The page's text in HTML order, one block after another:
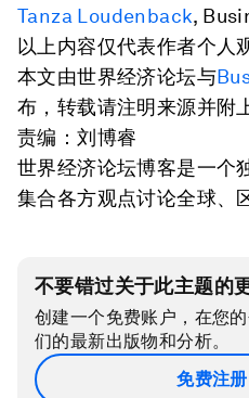
Tanza Loudenback,
以上内容仅代表作者个人
本文由世界经济论坛与
布，转载请注明来源并附
责编：刘博睿
世界经济论坛博客是一个
集合各方观点讨论全球、
不要错过关于此主题的
创建一个免费账户，在您
们的最新出版物和分析。
免费注册